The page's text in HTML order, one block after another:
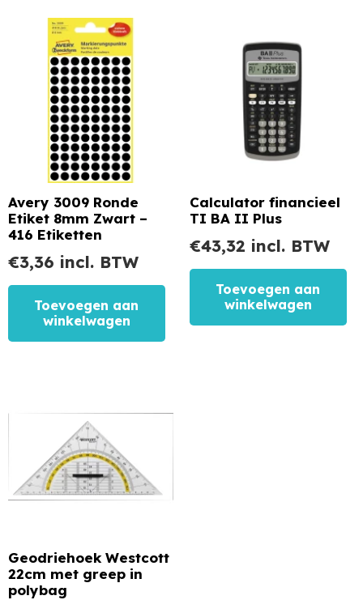
Avery 3009 Ronde
Etiket 8mm Zwart –
416 Etiketten
€3,36 incl. BTW
Toevoegen aan
winkelwagen
Calculator financieel
TI BA II Plus
€43,32 incl. BTW
Toevoegen aan
winkelwagen
Geodriehoek Westcott
22cm met greep in
polybag